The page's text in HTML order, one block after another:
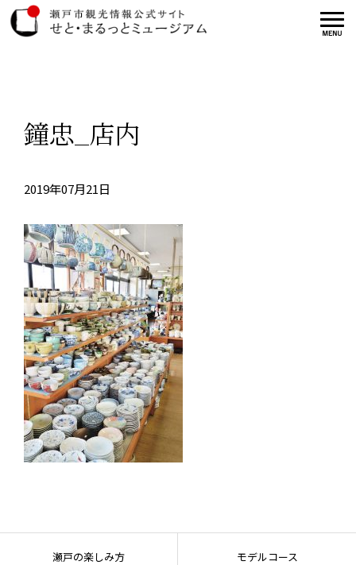
鐘忠_店内
2019年07月21日
瀬戸の楽しみ方 モデルコース